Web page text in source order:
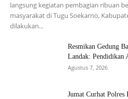
langsung kegiatan pembagian ribuan
masyarakat di Tugu Soekarno,
dilakukan...
Resmikan Gedung
Landak: Pendidikan
Agustus 7, 2026
Jumat Curhat Polres